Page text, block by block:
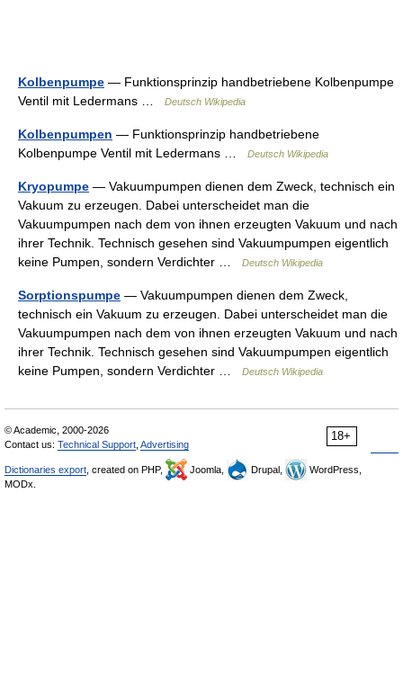
Kolbenpumpe — Funktionsprinzip handbetriebene Kolbenpumpe
Ventil mit Ledermans …
Deutsch Wikipedia
Kolbenpumpen — Funktionsprinzip handbetriebene
Kolbenpumpe Ventil mit Ledermans …
Deutsch Wikipedia
Kryopumpe — Vakuumpumpen dienen dem Zweck, technisch ein
Vakuum zu erzeugen. Dabei unterscheidet man die
Vakuumpumpen nach dem von ihnen erzeugten Vakuum und nach
ihrer Technik. Technisch gesehen sind Vakuumpumpen eigentlich
keine Pumpen, sondern Verdichter …
Deutsch Wikipedia
Sorptionspumpe — Vakuumpumpen dienen dem Zweck,
technisch ein Vakuum zu erzeugen. Dabei unterscheidet man die
Vakuumpumpen nach dem von ihnen erzeugten Vakuum und nach
ihrer Technik. Technisch gesehen sind Vakuumpumpen eigentlich
keine Pumpen, sondern Verdichter …
Deutsch Wikipedia
18+
© Academic, 2000-2026
Contact us: Technical Support Advertising
Dictionaries export , created on PHP, Joomla, Drupal,
WordPress,
MODx.